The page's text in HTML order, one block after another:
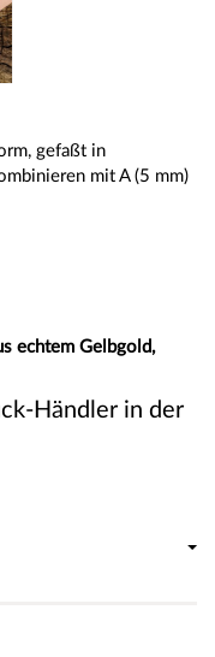
gefaßt in
mit A (5 mm)
echtem Gelbgold,
Händler in der